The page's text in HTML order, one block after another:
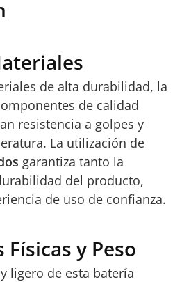
de alta durabilidad, la
de calidad
resistencia a golpes y
La utilización de
garantiza tanto la
del producto,
de uso de confianza.
y Peso
ligero de esta batería